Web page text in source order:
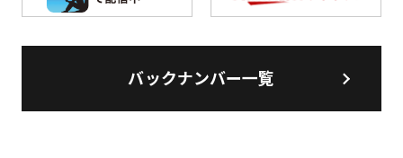
バックナンバー一覧